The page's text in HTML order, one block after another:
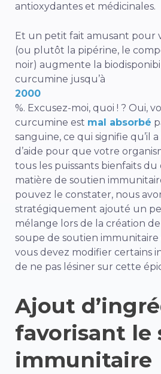
antioxydantes et médicinales.
Et un petit fait amusant pour
(ou plutôt la pipérine, le
noir) augmente la
curcumine jusqu’à
2000
%. Excusez-moi, quoi ! ? Oui,
curcumine est mal absorbé
sanguine, ce qui signifie qu’il
d’aide pour que votre
tous les puissants bienfaits
matière de soutien
pouvez le constater, nous
stratégiquement ajouté un
mélange lors de la création
soupe de soutien immunitaire
vous devez modifier certains
de ne pas lésiner sur cette
Ajout
favorisant le
immunitaire